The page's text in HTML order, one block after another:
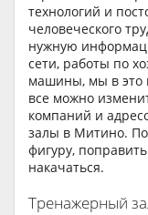
технологий и
человеческого
нужную
сети, работы по
машины, мы в это
все можно
компаний и
залы в Митино.
фигуру,
накачаться.
Тренажерный